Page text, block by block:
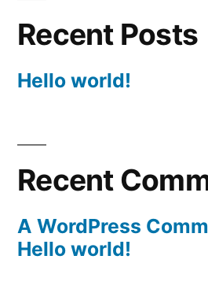
Recent Posts
Hello world!
Recent
A WordPress
Hello world!